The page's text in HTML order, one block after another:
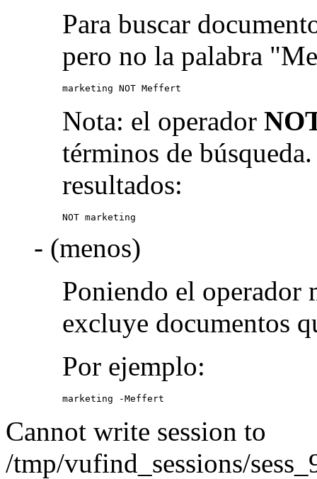
Para buscar
pero no la palabra
marketing NOT Meffert
Nota: el operador
términos de
resultados:
NOT marketing
- (menos)
Poniendo el operador
excluye documentos
Por ejemplo:
marketing -Meffert
Cannot write session to
/tmp/vufind_sessions/